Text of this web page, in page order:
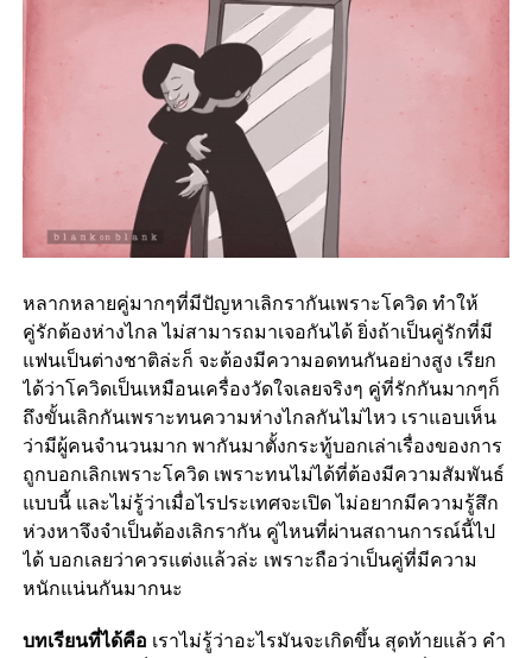
หลากหลายคู่มากๆที่มีปัญหาเลิกรากันเพราะโควิด ทำให้
คู่รักต้องห่างไกล ไม่สามารถมาเจอกันได้ ยิ่งถ้าเป็นคู่รักที่มี
แฟนเป็นต่างชาติล่ะก็ จะต้องมีความอดทนกันอย่างสูง เรียก
ได้ว่าโควิดเป็นเหมือนเครื่องวัดใจเลยจริงๆ คู่ที่รักกันมากๆก็
ถึงขั้นเลิกกันเพราะทนความห่างไกลกันไม่ไหว เราแอบเห็น
ว่ามีผู้คนจำนวนมาก พากันมาตั้งกระทู้บอกเล่าเรื่องของการ
ถูกบอกเลิกเพราะโควิด เพราะทนไม่ได้ที่ต้องมีความสัมพันธ์
แบบนี้ และไม่รู้ว่าเมื่อไรประเทศจะเปิด ไม่อยากมีความรู้สึก
ห่วงหาจึงจำเป็นต้องเลิกรากัน คู่ไหนที่ผ่านสถานการณ์นี้ไป
ได้ บอกเลยว่าควรแต่งแล้วล่ะ เพราะถือว่าเป็นคู่ที่มีความ
หนักแน่นกันมากนะ
บทเรียนที่ได้คือ เราไม่รู้ว่าอะไรมันจะเกิดขึ้น สุดท้ายแล้ว คำ